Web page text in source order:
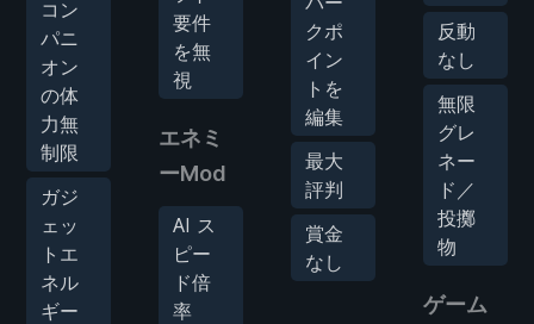
コン
パニ
オン
の体
力無
制限
ガジ
ェッ
トエ
ネル
ギー
要件
を無
視
エネミ
ーMod
AI ス
ピー
ド倍
率
クポ
イン
トを
編集
最大
評判
賞金
なし
反動
なし
無限
グレ
ネー
ド／
投擲
物
ゲーム